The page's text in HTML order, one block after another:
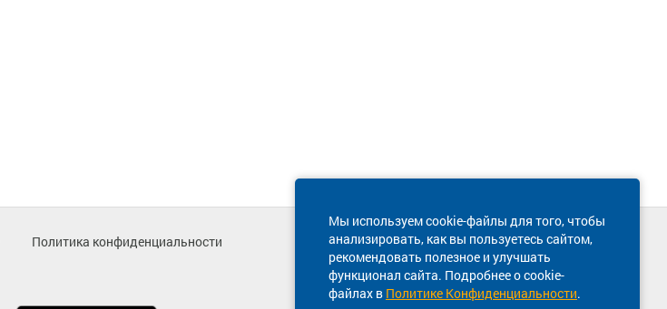
Мы используем cookie-файлы для того, чтобы
анализировать, как вы пользуетесь сайтом,
рекомендовать полезное и улучшать
функционал сайта. Подробнее о cookie-
файлах в Политике Конфиденциальности.
Политика конфиденциальности
Техническая поддержка сайта
8 800 600-03-38